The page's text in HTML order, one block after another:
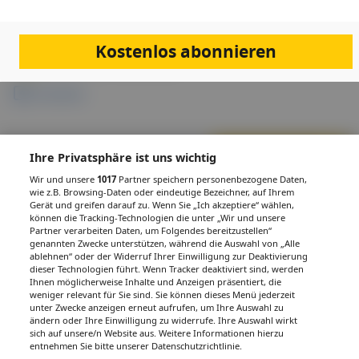
PDF Drucken Teilen
Links & Downloads
IMPRESSUM DATENSCHUTZ BAFG NUTZUNGSBEDINGUNGEN
MEDIADATEN & TARIFE PRESSE ZWECKE ANZEIGEN
© 2026 Gesund.at – All rights reserved – Patientenwissen:
Ihre Privatsphäre ist uns wichtig
Wir und unsere1017 Partner speichern personenbezogene Daten,
wie z.B. Browsing-Daten oder eindeutige Bezeichner, auf Ihrem
Gerät und greifen darauf zu. Wenn Sie „Ich akzeptiere“ wählen,
können die Tracking-Technologien die unter „Wir und unsere
Partner verarbeiten Daten, um Folgendes bereitzustellen“
genannten Zwecke unterstützen, während die Auswahl von „Alle
ablehnen“ oder der Widerruf Ihrer Einwilligung zur Deaktivierung
dieser Technologien führt. Wenn Tracker deaktiviert sind, werden
Ihnen möglicherweise Inhalte und Anzeigen präsentiert, die
weniger relevant für Sie sind. Sie können dieses Menü jederzeit
unter Zwecke anzeigen erneut aufrufen, um Ihre Auswahl zu
ändern oder Ihre Einwilligung zu widerrufe. Ihre Auswahl wirkt
sich auf unsere/n Website aus. Weitere Informationen hierzu
entnehmen Sie bitte unserer Datenschutzrichtlinie.
Kostenlos abonnieren